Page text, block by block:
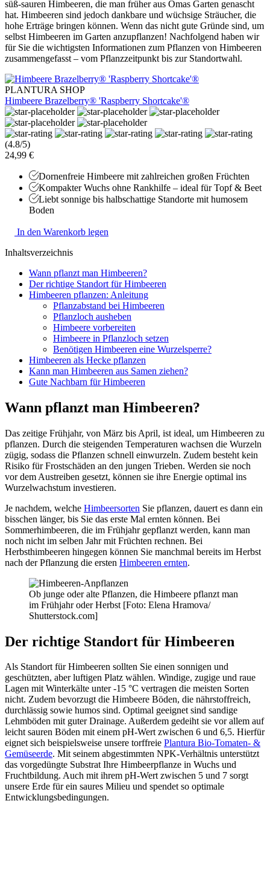
süß-sauren Himbeeren, die man früher aus Omas Garten genascht
hat. Himbeeren sind jedoch dankbare und wüchsige Sträucher, die
hohe Erträge bringen können. Wenn das nicht gute Gründe sind, um
selbst Himbeeren im Garten anzupflanzen! Nachfolgend haben wir
für Sie die wichtigsten Informationen zum Pflanzen von Himbeeren
zusammengefasst – vom Pflanzzeitpunkt bis zur Standortwahl.
PLANTURA SHOP
Himbeere Brazelberry® 'Raspberry Shortcake'®
(4.8/5)
24,99 €
Dornenfreie Himbeere mit zahlreichen großen Früchten
Kompakter Wuchs ohne Rankhilfe – ideal für Topf & Beet
Liebt sonnige bis halbschattige Standorte mit humosem
Boden
In den Warenkorb legen
Inhaltsverzeichnis
Wann pflanzt man Himbeeren?
Der richtige Standort für Himbeeren
Himbeeren pflanzen: Anleitung
Pflanzabstand bei Himbeeren
Pflanzloch ausheben
Himbeere vorbereiten
Himbeere in Pflanzloch setzen
Benötigen Himbeeren eine Wurzelsperre?
Himbeeren als Hecke pflanzen
Kann man Himbeeren aus Samen ziehen?
Gute Nachbarn für Himbeeren
Wann pflanzt man Himbeeren?
Das zeitige Frühjahr, von März bis April, ist ideal, um Himbeeren zu
pflanzen. Durch die steigenden Temperaturen wachsen die Wurzeln
zügig, sodass die Pflanzen schnell einwurzeln. Zudem besteht kein
Risiko für Frostschäden an den jungen Trieben. Werden sie noch
vor dem Austreiben gesetzt, können sie ihre Energie optimal ins
Wurzelwachstum investieren.
Je nachdem, welche Himbeersorten Sie pflanzen, dauert es dann ein
bisschen länger, bis Sie das erste Mal ernten können. Bei
Sommerhimbeeren, die im Frühjahr gepflanzt werden, kann man
noch nicht im selben Jahr mit Früchten rechnen. Bei
Herbsthimbeeren hingegen können Sie manchmal bereits im Herbst
nach der Pflanzung die ersten Himbeeren ernten.
Ob junge oder alte Pflanzen, die Himbeere pflanzt man
im Frühjahr oder Herbst [Foto: Elena Hramova/
Shutterstock.com]
Der richtige Standort für Himbeeren
Als Standort für Himbeeren sollten Sie einen sonnigen und
geschützten, aber luftigen Platz wählen. Windige, zugige und raue
Lagen mit Winterkälte unter -15 °C vertragen die meisten Sorten
nicht. Zudem bevorzugt die Himbeere Böden, die nährstoffreich,
durchlässig sowie humos sind. Optimal geeignet sind sandige
Lehmböden mit guter Drainage. Außerdem gedeiht sie vor allem auf
leicht sauren Böden mit einem pH-Wert zwischen 6 und 6,5. Hierfür
eignet sich beispielsweise unsere torffreie Plantura Bio-Tomaten- &
Gemüseerde. Mit seinem abgestimmten NPK-Verhältnis unterstützt
das vorgedüngte Substrat Ihre Himbeerpflanze in Wuchs und
Fruchtbildung. Auch mit ihrem pH-Wert zwischen 5 und 7 sorgt
unsere Erde für ein saures Milieu und spendet so optimale
Entwicklungsbedingungen.